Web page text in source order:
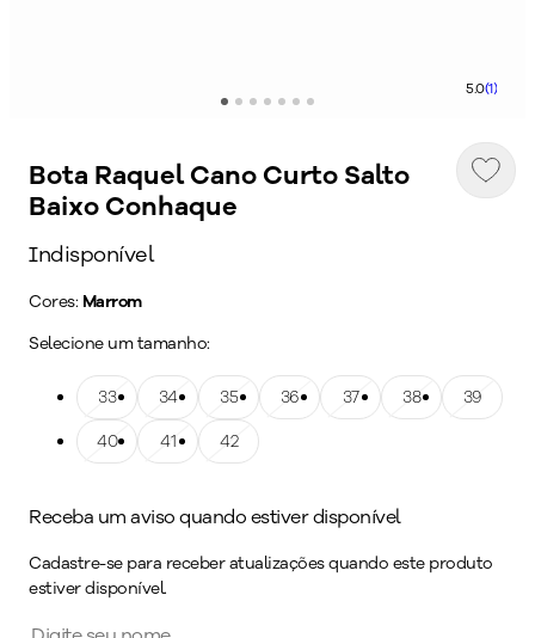
5.0(1)
Bota Raquel Cano Curto Salto
Baixo Conhaque
Indisponível
Cores: Marrom
Selecione um tamanho:
Tamanho: 33
33Tamanho: 34
34Tamanho: 35
35Tamanho: 36
36Tamanho: 37
37Tamanho: 38
38Tamanho: 39
39
Tamanho: 40
40Tamanho: 41
41Tamanho: 42
42
Receba um aviso quando estiver disponível
Cadastre-se para receber atualizações quando este produto
estiver disponível.